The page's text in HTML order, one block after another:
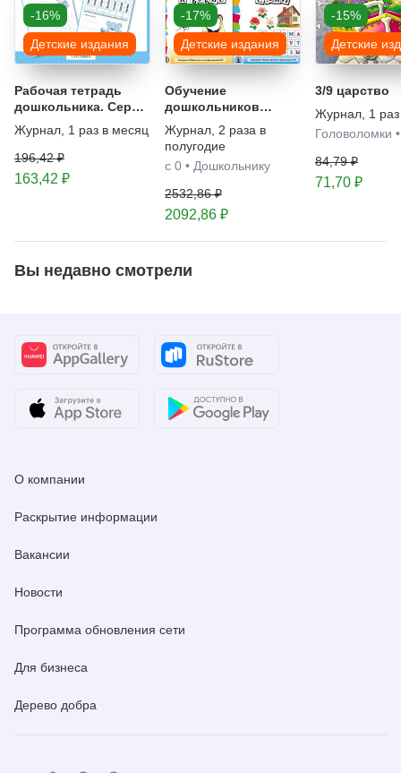
-16%
Детские издания
Рабочая тетрадь
дошкольника. Серия
образовательных
тетрадей
Журнал 1 раз в месяц
196,42 ₽
163,42 ₽
-17%
Детские издания
Обучение
дошкольников
грамоте и чтению.
УМК Дурова Н.В. и
УМК Давыдова О.А.
Серия комплектов
Журнал 2 раза в
полугодие
с 0 • Дошкольнику
2532,86 ₽
2092,86 ₽
-15%
Детские
3/9 царство
Журнал 1
Головоломки
84,79 ₽
71,70 ₽
Вы недавно смотрели
О компании
Раскрытие информации
Вакансии
Новости
Программа обновления сети
Для бизнеса
Дерево добра